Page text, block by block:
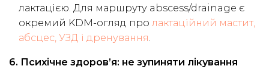
лактацією. Для маршруту abscess/drainage є
окремий KDM-огляд про лактаційний мастит,
абсцес, УЗД і дренування.
6. Психічне здоров’я: не зупиняти лікування